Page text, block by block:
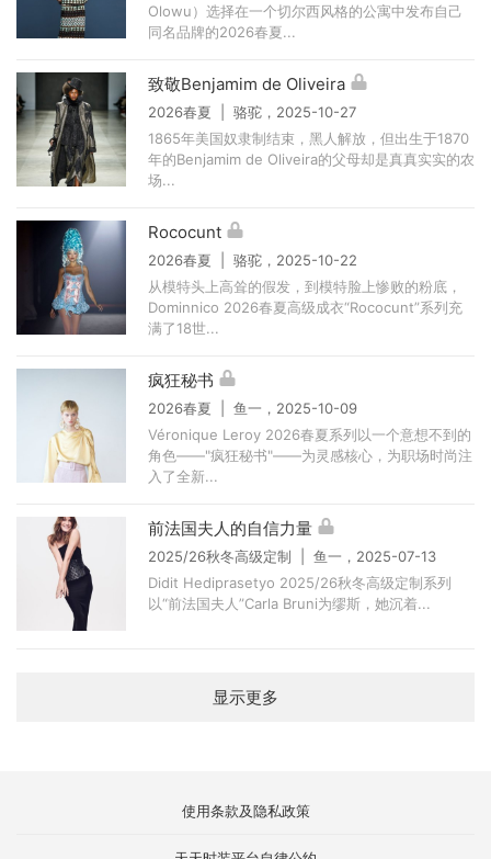
Olowu）选择在一个切尔西风格的公寓中发布自己
同名品牌的2026春夏...
致敬Benjamim de Oliveira
2026春夏 | 骆驼，2025-10-27
1865年美国奴隶制结束，黑人解放，但出生于1870
年的Benjamim de Oliveira的父母却是真真实实的农
场...
Rococunt
2026春夏 | 骆驼，2025-10-22
从模特头上高耸的假发，到模特脸上惨败的粉底，
Dominnico 2026春夏高级成衣“Rococunt”系列充
满了18世...
疯狂秘书
2026春夏 | 鱼一，2025-10-09
Véronique Leroy 2026春夏系列以一个意想不到的
角色——"疯狂秘书"——为灵感核心，为职场时尚注
入了全新...
前法国夫人的自信力量
2025/26秋冬高级定制 | 鱼一，2025-07-13
Didit Hediprasetyo 2025/26秋冬高级定制系列
以“前法国夫人”Carla Bruni为缪斯，她沉着...
显示更多
使用条款及隐私政策